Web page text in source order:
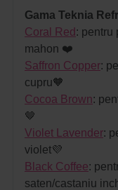
Gama Teknia
Coral Red : pentru
mahon ❤️
Saffron Copper:
cupru🧡
Cocoa Brown:
🤎
Violet Lavender:
violet💜
Black Coffee:
saten/castaniu